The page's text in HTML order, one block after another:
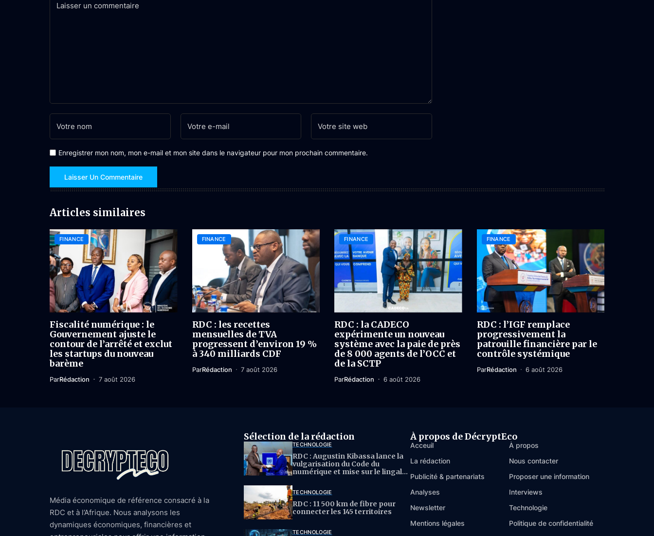
Enregistrer mon nom, mon e-mail et mon site dans le navigateur pour mon prochain commentaire.
Articles similaires
FINANCE
Fiscalité numérique : le
Gouvernement ajuste le
contour de l’arrêté et exclut
les startups du nouveau
barème
ParRédaction 7 août 2026
FINANCE
RDC : les recettes
mensuelles de TVA
progressent d’environ 19 %
à 340 milliards CDF
ParRédaction 7 août 2026
FINANCE
RDC : la CADECO
expérimente un nouveau
système avec la paie de près
de 8 000 agents de l’OCC et
de la SCTP
ParRédaction 6 août 2026
FINANCE
RDC : l’IGF remplace
progressivement la
patrouille financière par le
contrôle systémique
ParRédaction 6 août 2026
Média économique de référence consacré à la
RDC et à l’Afrique. Nous analysons les
dynamiques économiques, financières et
Sélection de la rédaction
TECHNOLOGIE
RDC : Augustin Kibassa lance la
vulgarisation du Code du
numérique et mise sur le lingala
TECHNOLOGIE
RDC : 11 500 km de fibre pour
connecter les 145 territoires
TECHNOLOGIE
À propos de DécryptEco
Acceuil
À propos
La rédaction
Nous contacter
Publicité & partenariats
Proposer une information
Analyses
Interviews
Newsletter
Technologie
Mentions légales
Politique de confidentialité